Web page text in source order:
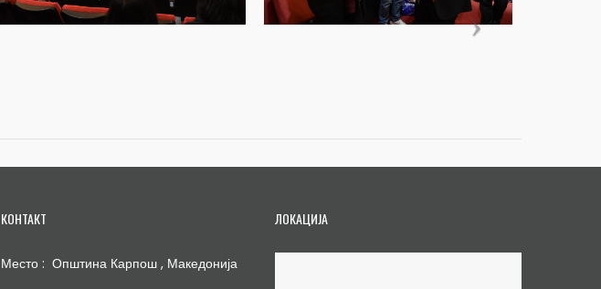
КОНТАКТ
Место : Општина Карпош , Македонија
ЛОКАЦИЈА